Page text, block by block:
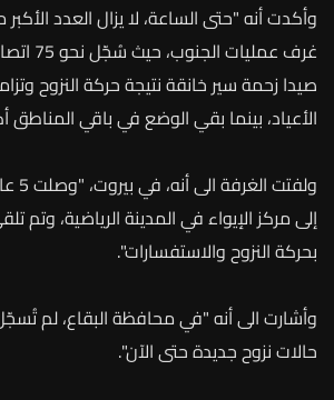
وأكدتأنه"حتىالساعة، لايزالالعددالأكبر
غرفعملياتالجنوب، حيثسُجّلنحو
صيدا زحمةسيرخانقةنتيجةحركةالنزوح
الأعياد، بينما بقيالوضعفيباقيالمناطق
ولفتتالغرفةالىأنه، فيبيروت، "وصلت
إلىمركزالإيواءفيالمدينةالرياضية، وتم
بحركةالنزوحوالاستفسارات".
وأشارتالىأنه"فيمحافظةالبقاع،لم
حالاتنزوحجديدةحتىالآن".